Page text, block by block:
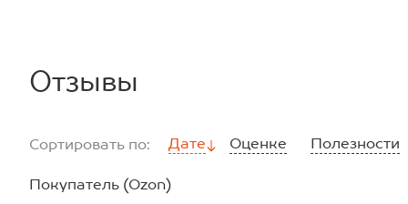
Отзывы
Сортировать по: Дате Оценке Полезности
Покупатель (Ozon)